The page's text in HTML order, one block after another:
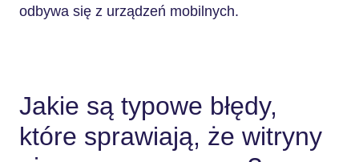
odbywa się z urządzeń mobilnych.
Jakie są typowe błędy,
które sprawiają, że witryny